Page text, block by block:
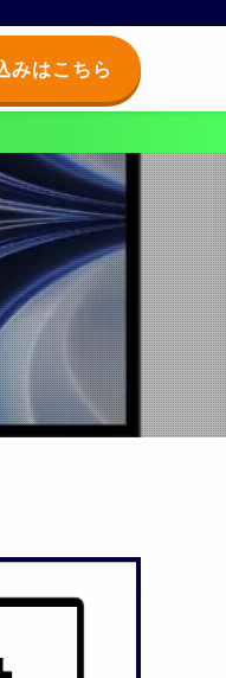
みはこちら